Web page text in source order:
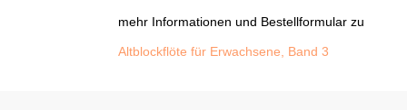
mehr Informationen und Bestellformular zu
Altblockflöte für Erwachsene, Band 3